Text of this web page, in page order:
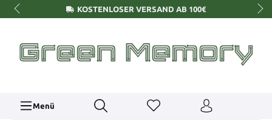
KOSTENLOSER VERSAND AB 100€
Menü